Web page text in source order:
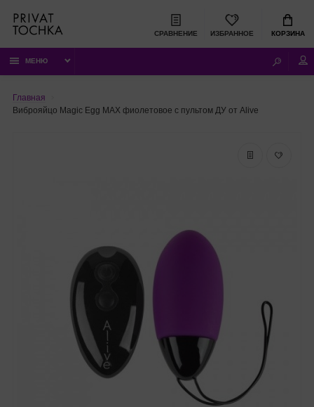
СРАВНЕНИЕ ИЗБРАННОЕ КОРЗИНА
МЕНЮ
Главная
Виброяйцо Magic Egg MAX фиолетовое с пультом ДУ от Alive